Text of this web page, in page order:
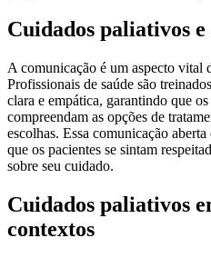
Cuidados paliativos
A comunicação é um aspecto vital
Profissionais de saúde são
clara e empática, garantindo que
compreendam as opções de
escolhas. Essa comunicação
que os pacientes se sintam
sobre seu cuidado.
Cuidados paliativos
contextos